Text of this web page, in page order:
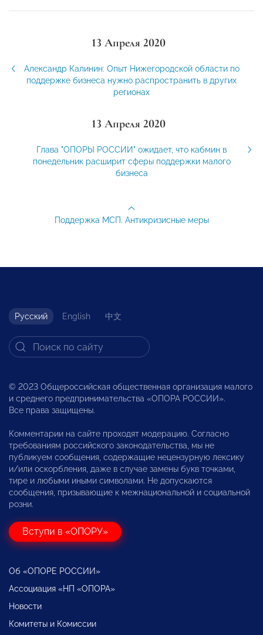
13 Апреля 2020
Александр Калинин: Опыт Нижегородской области по
поддержке бизнеса нужно распространить в других
регионах
13 Апреля 2020
Глава "ОПОРЫ РОССИИ" ожидает, что кабмин в
понедельник расширит сферы поддержки малого
бизнеса
Поддержка МСП. Антикризисные меры
Русский English 中文
© 2023 Общероссийская общественная организация малого
и среднего предпринимательства «ОПОРА РОССИИ».
Все права защищены.
Комментарии на сайте проходят модерацию. Согласно
требованиям российского законодательства, мы не
публикуем сообщения, содержащие нецензурную лексику
и/или оскорбления, даже в случае замены букв точками,
тире и любыми иными символами. Не допускаются
сообщения, призывающие к межнациональной и социальной
розни.
Вступи в «ОПОРУ»
Об «ОПОРЕ РОССИИ»
Ассоциация «НП «ОПОРА»
Новости
Комитеты и Комиссии